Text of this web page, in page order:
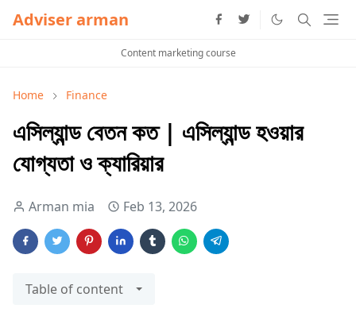
Adviser arman
Content marketing course
Home Finance
এসিল্যান্ড বেতন কত | এসিল্যান্ড হওয়ার
যোগ্যতা ও ক্যারিয়ার
Arman mia Feb 13, 2026
Table of content